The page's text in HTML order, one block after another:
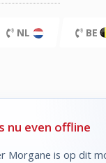
NL BE
nu even offline
Morgane is op dit